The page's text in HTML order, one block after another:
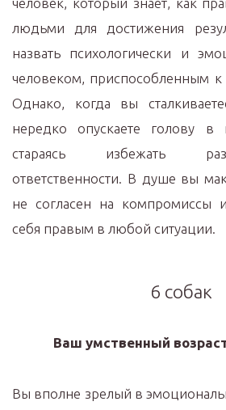
людьми для достижения
назвать психологически и
человеком, приспособленным к
Однако, когда вы
нередко опускаете голову в
стараясь избежать
ответственности. В душе вы
не согласен на компромиссы и
себя правым в любой ситуации.
6 собак
Ваш умственный
Вы вполне зрелый в